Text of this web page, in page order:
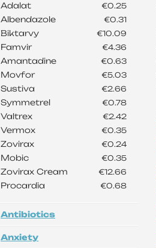
Adalat €0.25
Albendazole €0.31
Biktarvy €10.09
Famvir €4.36
Amantadine €0.63
Movfor €5.03
Sustiva €2.66
Symmetrel €0.78
Valtrex €2.42
Vermox €0.35
Zovirax €0.24
Mobic €0.35
Zovirax Cream €12.66
Procardia €0.68
Antibiotics
Anxiety